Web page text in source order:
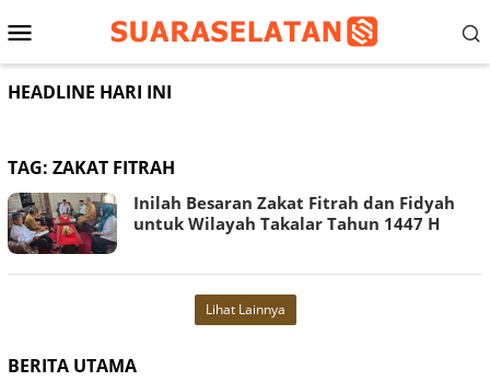
ke
Menu
Mobile
HEADLINE HARI INI
TAG: ZAKAT FITRAH
Inilah Besaran Zakat Fitrah dan Fidyah
untuk Wilayah Takalar Tahun 1447 H
Lihat Lainnya
BERITA UTAMA